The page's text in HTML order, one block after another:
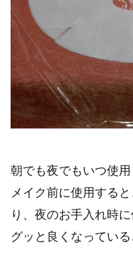
朝でも夜でもいつ使
メイク前に使用する
り、夜のお手入れ時
グッと良くなってい